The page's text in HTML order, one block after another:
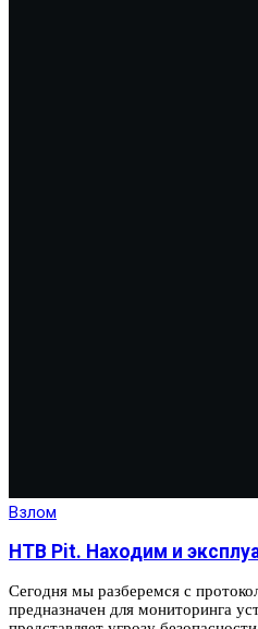
Взлом
HTB Pit. Находим и
Сегодня мы разберемся с
предназначен для мониторинга